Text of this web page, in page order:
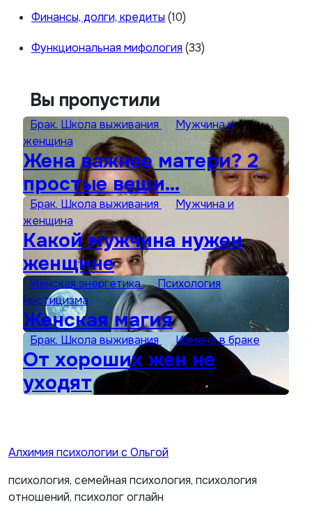
Финансы, долги, кредиты (10)
Функциональная мифология (33)
Вы пропустили
Брак. Школа выживания
Мужчина и
женщина
Жена важнее матери? 2
простые вещи…
Брак. Школа выживания
Мужчина и
женщина
Какой мужчина нужен
женщине
Женская энергетика
Психология
мистицизма
Женская магия
Брак. Школа выживания Измена в браке
От хороших жен не
уходят
Алхимия психологии с Ольгой
психология, семейная психология, психология
отношений, психолог оглайн